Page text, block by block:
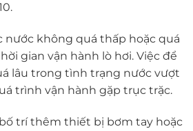
nước không quá thấp hoặc quá
gian vận hành lò hơi. Việc để
lâu trong tình trạng nước vượt
trình vận hành gặp trục trặc.
trí thêm thiết bị bơm tay hoặc